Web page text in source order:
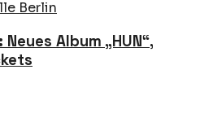
Album „HUN“,